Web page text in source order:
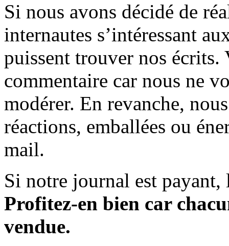
Si nous avons décidé de
internautes s’intéressant
puissent trouver nos écrits.
commentaire car nous ne
modérer. En revanche,
réactions, emballées ou
mail.
Si notre journal est payant,
Profitez-en bien car
vendue.